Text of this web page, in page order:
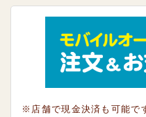
※店舗で現金決済も可能で